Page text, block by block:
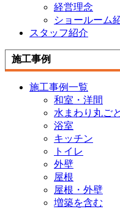
経営理念
ショールーム
スタッフ紹介
施工事例
施工事例一覧
和室・洋間
水まわり丸ごと
浴室
キッチン
トイレ
外壁
屋根
屋根・外壁
増築を含む